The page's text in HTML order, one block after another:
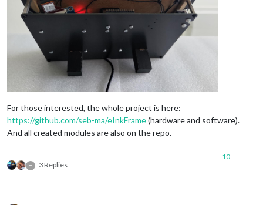
For those interested, the whole project is here:
https://github.com/seb-ma/eInkFrame(hardware and software).
And all created modules are also on the repo.
H 3 Replies
10